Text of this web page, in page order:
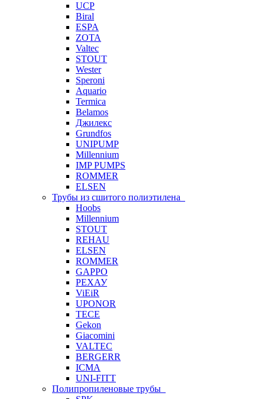
UCP
Biral
ESPA
ZOTA
Valtec
STOUT
Wester
Speroni
Aquario
Termica
Belamos
Джилекс
Grundfos
UNIPUMP
Millennium
IMP PUMPS
ROMMER
ELSEN
Трубы из сшитого полиэтилена
Hoobs
Millennium
STOUT
REHAU
ELSEN
ROMMER
GAPPO
РЕХАУ
ViEiR
UPONOR
TECE
Gekon
Giacomini
VALTEC
BERGERR
ICMA
UNI-FITT
Полипропиленовые трубы